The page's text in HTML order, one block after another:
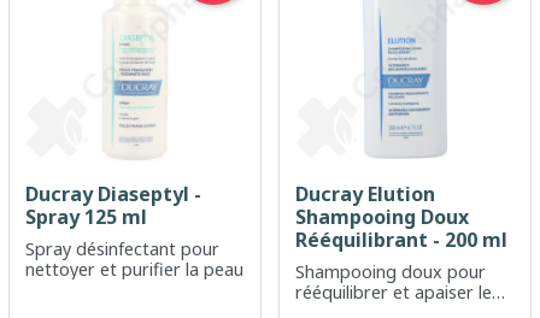
Ducray Diaseptyl -
Spray 125 ml
Spray désinfectant pour
nettoyer et purifier la peau
Ducray Elution
Shampooing Doux
Rééquilibrant - 200 ml
Shampooing doux pour
rééquilibrer et apaiser le